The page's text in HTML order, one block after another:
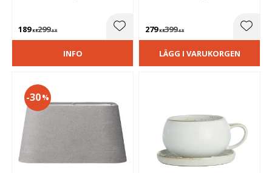
189KR299KR Lägg till i favoriter
INFO
279KR399KR
LÄGG I VARUKORGEN
30%